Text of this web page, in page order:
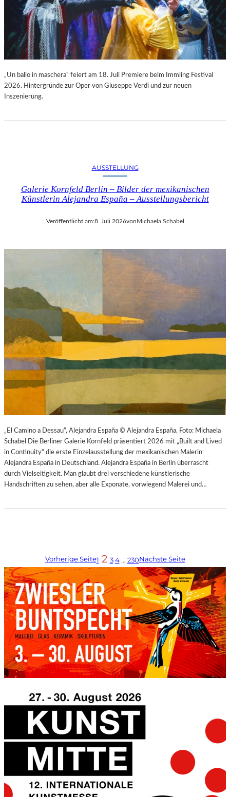
„Un ballo in maschera“ feiert am 18. Juli Premiere beim Immling Festival
2026. Hintergründe zur Oper von Giuseppe Verdi und zur neuen
Inszenierung.
AUSSTELLUNG
Galerie Kornfeld Berlin – Bilder der mexikanischen
Künstlerin Alejandra España – Ausstellungsbericht
Veröffentlicht am:8. Juli 2026vonMichaela Schabel
„El Camino a Dessau“, Alejandra España © Alejandra España, Foto: Michaela
Schabel Die Berliner Galerie Kornfeld präsentiert 2026 mit „Built and Lived
in Continuity“ die erste Einzelausstellung der mexikanischen Malerin
Alejandra España in Deutschland. Alejandra España in Berlin überrascht
durch Vielseitigkeit. Man glaubt drei verschiedene künstlerische
Handschriften zu sehen, aber alle Exponate, vorwiegend Malerei und…
Vorherige Seite1 2 3 4 … 230Nächste Seite